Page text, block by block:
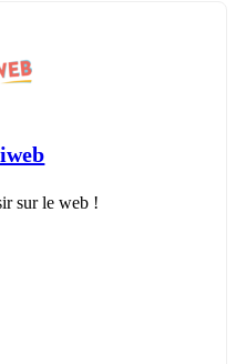
sur le web !